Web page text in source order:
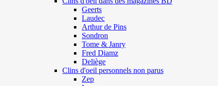
Geerts
Laudec
Arthur de Pins
Sondron
Tome & Janry
Fred Diamz
Deliège
Clins d'oeil personnels non parus
Zep